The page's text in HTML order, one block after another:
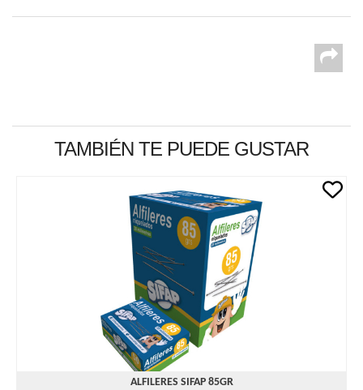
TAMBIÉN TE PUEDE GUSTAR
ALFILERES SIFAP 85GR